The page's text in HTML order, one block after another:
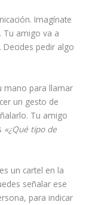
Imagínate
Tu amigo va a
pedir algo
mano para llamar
un gesto de
Tu amigo
«¿Qué tipo de
un cartel en la
señalar ese
para indicar